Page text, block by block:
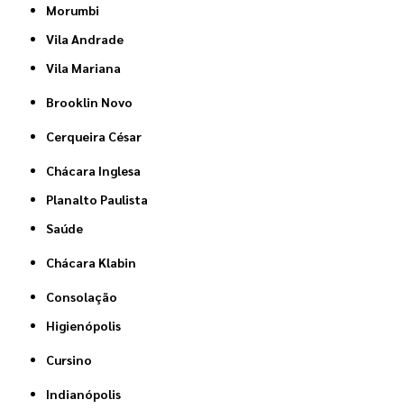
Morumbi
Vila Andrade
Vila Mariana
Brooklin Novo
Cerqueira César
Chácara Inglesa
Planalto Paulista
Saúde
Chácara Klabin
Consolação
Higienópolis
Cursino
Indianópolis